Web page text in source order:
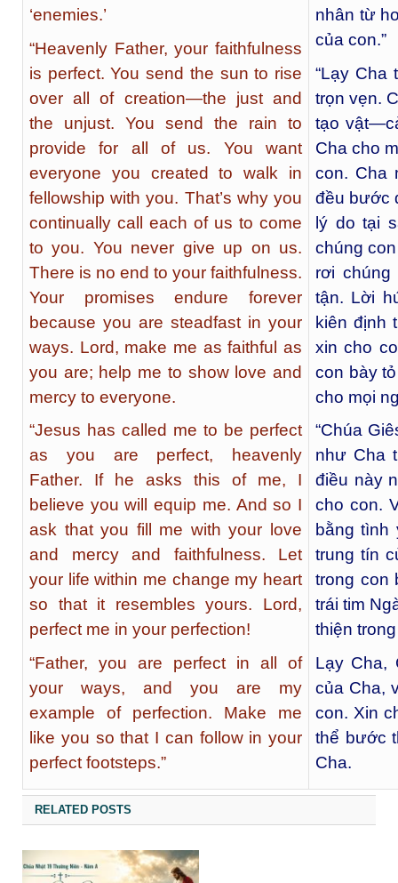
‘enemies.’
“Heavenly Father, your faithfulness
is perfect. You send the sun to rise
over all of creation—the just and
the unjust. You send the rain to
provide for all of us. You want
everyone you created to walk in
fellowship with you. That’s why you
continually call each of us to come
to you. You never give up on us.
There is no end to your faithfulness.
Your promises endure forever
because you are steadfast in your
ways. Lord, make me as faithful as
you are; help me to show love and
mercy to everyone.
“Jesus has called me to be perfect
as you are perfect, heavenly
Father. If he asks this of me, I
believe you will equip me. And so I
ask that you fill me with your love
and mercy and faithfulness. Let
your life within me change my heart
so that it resembles yours. Lord,
perfect me in your perfection!
“Father, you are perfect in all of
your ways, and you are my
example of perfection. Make me
like you so that I can follow in your
perfect footsteps.”
nhân từ
của con.”
“Lạy Cha
trọn vẹn.
tạo
Cha cho
con. Cha
đều bước
lý do tại
chúng
rơi
tận. Lời
kiên định
xin cho
con bày
cho mọi
“Chúa
như Cha
điều này
cho con.
bằng tình
trung tín
trong con
trái tim
thiện
Lạy Cha,
của Cha,
con. Xin
thể bước
Cha.
RELATED POSTS